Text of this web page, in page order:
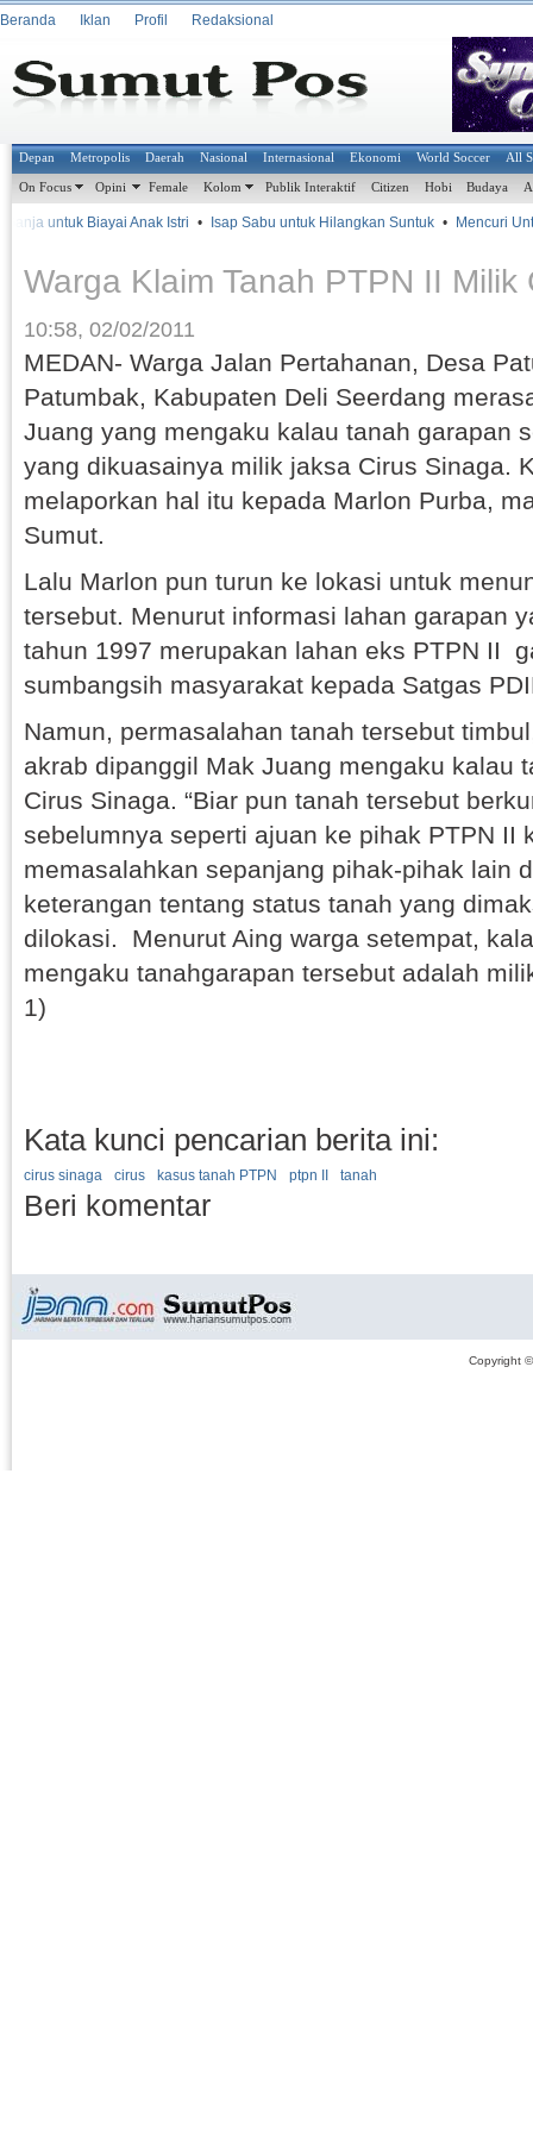
Beranda Iklan Profil Redaksional
Depan Metropolis Daerah Nasional Internasional Ekonomi World Soccer All
On Focus Opini Female Kolom Publik Interaktif Citizen Hobi Budaya
untuk Biayai Anak Istri • Isap Sabu untuk Hilangkan Suntuk • Mencuri
Warga Klaim Tanah PTPN II Milik
10:58, 02/02/2011
MEDAN- Warga Jalan Pertahanan, Desa
Patumbak, Kabupaten Deli Seerdang
Juang yang mengaku kalau tanah garapan
yang dikuasainya milik jaksa Cirus Sinaga.
melaporkan hal itu kepada Marlon Purba,
Sumut.
Lalu Marlon pun turun ke lokasi untuk
tersebut. Menurut informasi lahan garapan
tahun 1997 merupakan lahan eks PTPN II
sumbangsih masyarakat kepada Satgas
Namun, permasalahan tanah tersebut
akrab dipanggil Mak Juang mengaku kalau
Cirus Sinaga. “Biar pun tanah tersebut
sebelumnya seperti ajuan ke pihak PTPN II
memasalahkan sepanjang pihak-pihak lain
keterangan tentang status tanah yang
dilokasi. Menurut Aing warga setempat,
mengaku tanahgarapan tersebut adalah
1)
Kata kunci pencarian berita ini:
cirus sinaga cirus kasus tanah PTPN ptpn II tanah
Beri komentar
Copyright